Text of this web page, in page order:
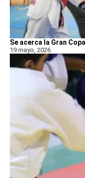
Se acerca la Gran
19 mayo, 2026